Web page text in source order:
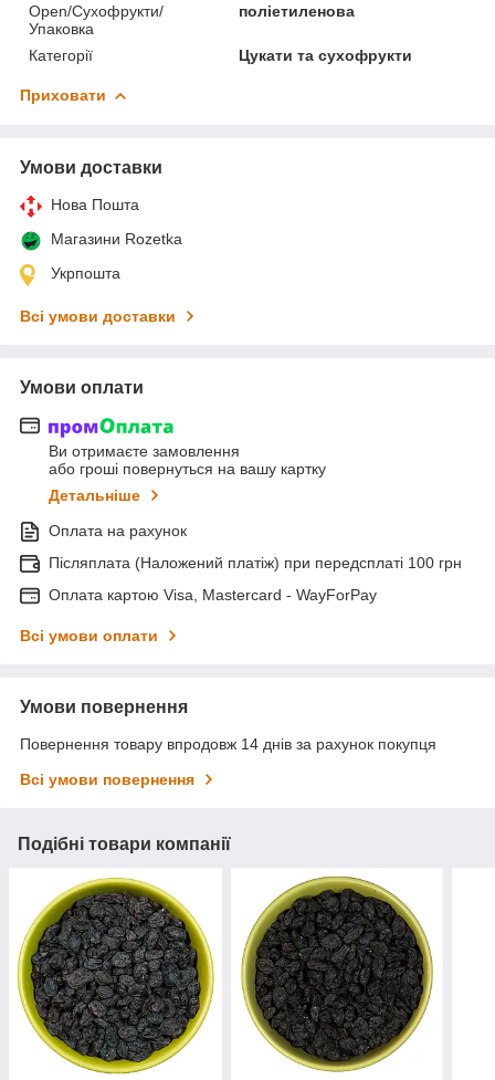
Open/Сухофрукти/
Упаковка
поліетиленова
Категорії Цукати та сухофрукти
Приховати
Умови доставки
Нова Пошта
Магазини Rozetka
Укрпошта
Всі умови доставки
Умови оплати
Ви отримаєте замовлення
або гроші повернуться на вашу картку
Детальніше
Оплата на рахунок
Післяплата (Наложений платіж) при передсплаті 100 грн
Оплата картою Visa, Mastercard - WayForPay
Всі умови оплати
Умови повернення
Повернення товару впродовж 14 днів за рахунок покупця
Всі умови повернення
Подібні товари компанії